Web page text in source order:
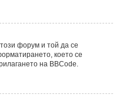
форум и той да се
което се
на BBCode.